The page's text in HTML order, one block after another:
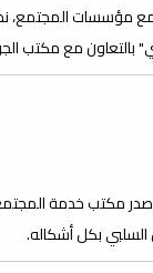
مع مؤسسات
بالتعاون مع مكتب
بدون تدخين يوم 31 مايو من كل عام، اصدر
السلبي بكل أشكاله.